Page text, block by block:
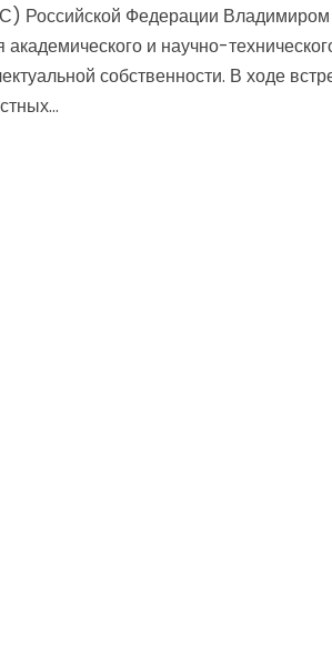
Российской Федерации
и научно-
собственности. В ходе